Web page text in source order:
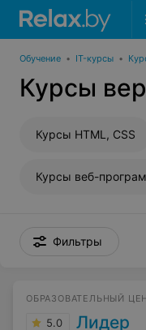
Обучение • IT-курсы •
Курсы
Курсы HTML, CSS
Курсы веб-
Фильтры
ОБРАЗОВАТЕЛЬНЫЙ
5.0 Лидер